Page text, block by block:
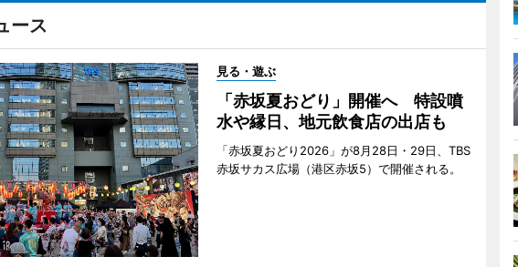
ース
見る・遊ぶ
「赤坂夏おどり」開催へ 特設噴
水や縁日、地元飲食店の出店も
「赤坂夏おどり2026」が8月28日・29日、TBS
赤坂サカス広場（港区赤坂5）で開催される。